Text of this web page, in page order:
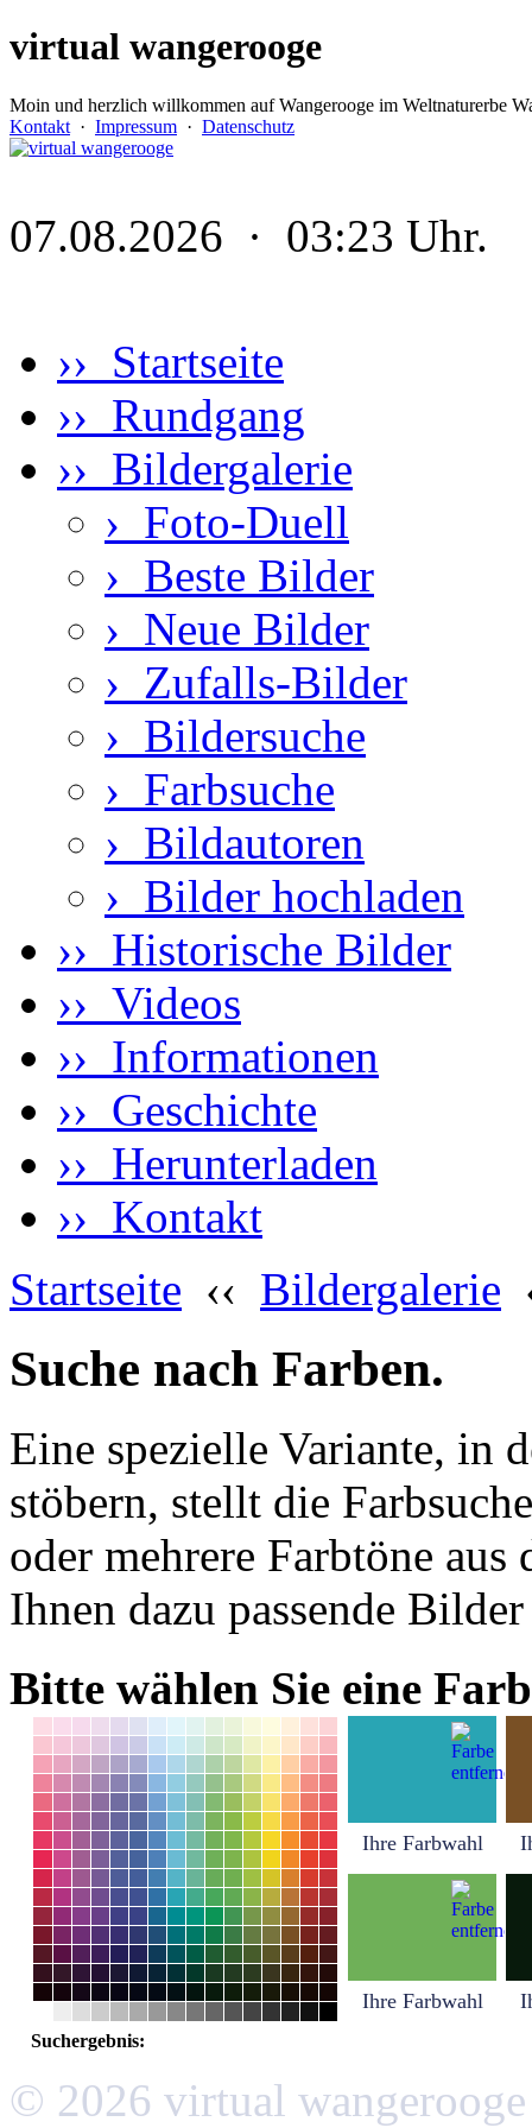
virtual wangerooge
Moin und herzlich willkommen auf Wangerooge im Weltnaturerbe
Kontakt · Impressum · Datenschutz
07.08.2026 · 03:23 Uhr.
›› Startseite
›› Rundgang
›› Bildergalerie
› Foto-Duell
› Beste Bilder
› Neue Bilder
› Zufalls-Bilder
› Bildersuche
› Farbsuche
› Bildautoren
› Bilder hochladen
›› Historische Bilder
›› Videos
›› Informationen
›› Geschichte
›› Herunterladen
›› Kontakt
Startseite ‹‹ Bildergalerie
Suche nach Farben.
Eine spezielle Variante, in
stöbern, stellt die
oder mehrere Farbtöne
Ihnen dazu passende
Bitte wählen Sie eine
Ihre Farbwahl
Ihre Farbwahl
Suchergebnis:
© 2026 virtual wangerooge